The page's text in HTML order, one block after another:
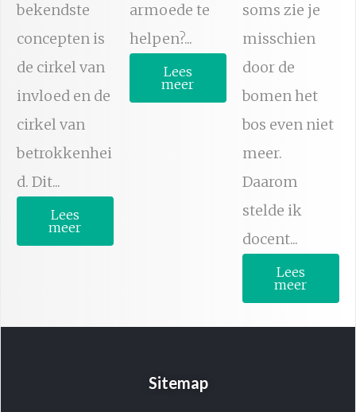
bekendste
concepten is
de cirkel van
invloed en de
cirkel van
betrokkenhei
d. Dit...
Lees
meer
armoede te
helpen?...
Lees
meer
soms zie je
misschien
door de
bomen het
bos even niet
meer.
Daarom
stelde ik
docent...
Lees
meer
Sitemap